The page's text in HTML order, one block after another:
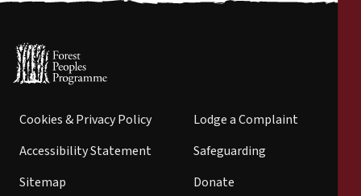
Cookies & Privacy Policy
Accessibility Statement
Sitemap
Lodge a Complaint
Safeguarding
Donate